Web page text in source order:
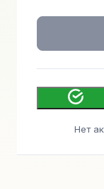
Нет